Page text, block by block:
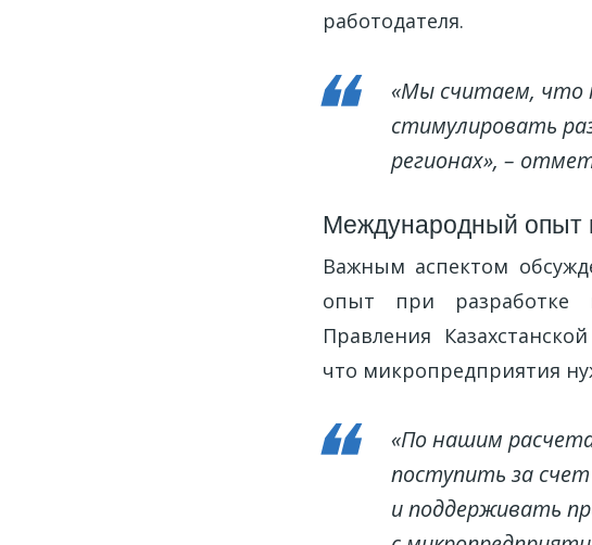
работодателя.
«Мы считаем, что
стимулировать
регионах», –
Международный опыт
Важным аспектом
опыт при разработке
Правления
что микропредприятия
«По нашим
поступить за
и поддерживать